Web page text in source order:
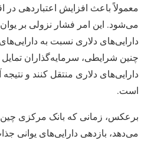
معمولاً باعث افزایش اعتباردهی در
می‌شود. این امر فشار نزولی بر یوان
دارایی‌های دلاری نسبت به
چنین شرایطی، سرمایه‌گذاران تمایل
است.
برعکس، زمانی که بانک مرکزی چین
می‌دهد، بازدهی دارایی‌های یوانی